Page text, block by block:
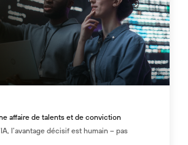
affaire de talents et de conviction
l’avantage décisif est humain – pas